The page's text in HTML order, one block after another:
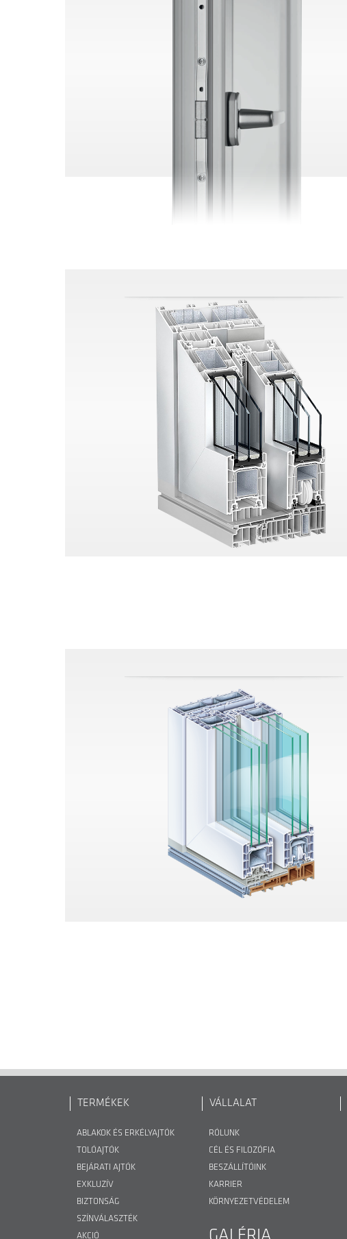
TERMÉKEK
ABLAKOK ÉS ERKÉLYAJTÓK
TOLÓAJTÓK
BEJÁRATI AJTÓK
EXKLUZÍV
BIZTONSÁG
SZÍNVÁLASZTÉK
AKCIÓ
VÁLLALAT
RÓLUNK
CÉL ÉS FILOZÓFIA
BESZÁLLÍTÓINK
KARRIER
KÖRNYEZETVÉDELEM